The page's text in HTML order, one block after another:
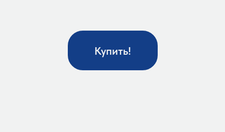
Купить!